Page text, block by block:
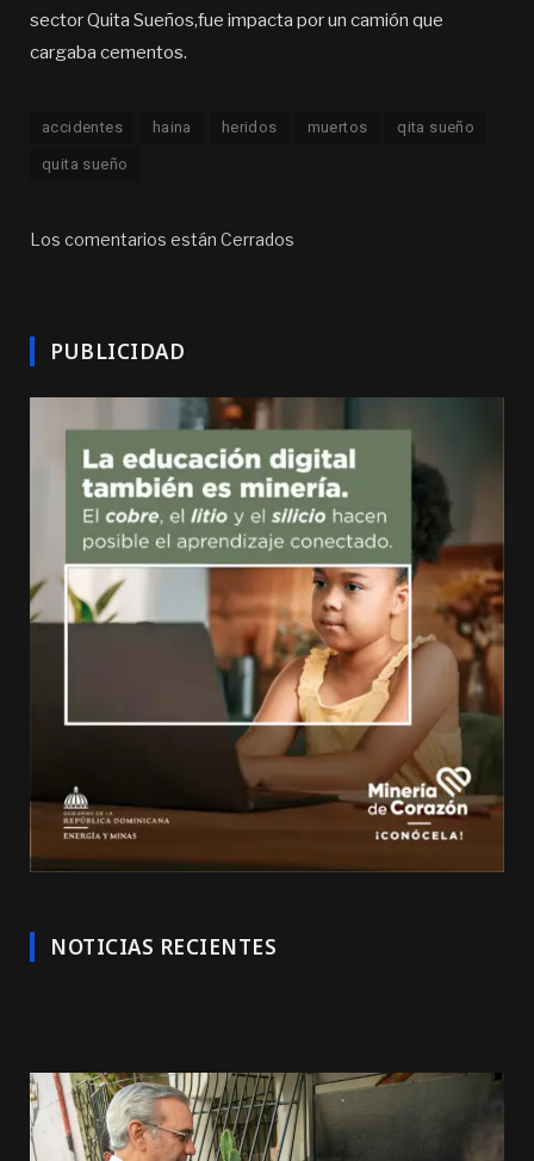
sector Quita Sueños,fue impacta por un camión que
cargaba cementos.
accidentes haina heridos muertos qita sueño
quita sueño
Los comentarios están Cerrados
PUBLICIDAD
NOTICIAS RECIENTES